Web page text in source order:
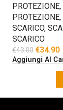
PROTEZIONE,
PROTEZIONE,
SCARICO,
SCARICO
€43.00 €34.90
Aggiungi Al